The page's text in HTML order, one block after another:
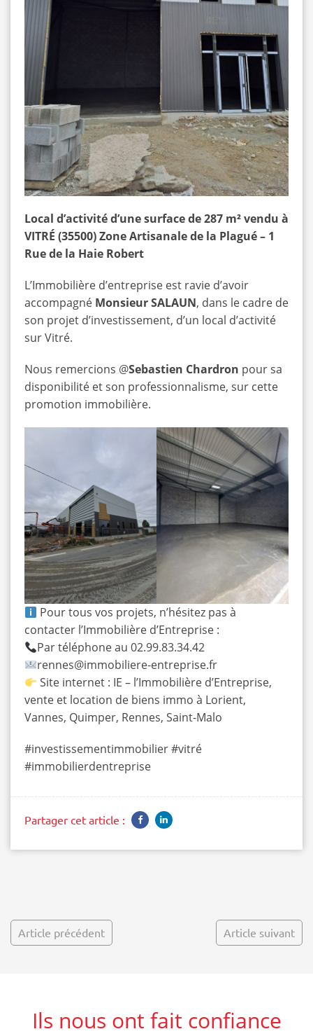
Local d’activité d’une surface de 287 m² vendu à
VITRÉ (35500) Zone Artisanale de la Plagué – 1
Rue de la Haie Robert
L’Immobilière d’entreprise est ravie d’avoir
accompagné Monsieur SALAUN, dans le cadre de
son projet d’investissement, d’un local d’activité
sur Vitré.
Nous remercions @‌Sebastien Chardron pour sa
disponibilité et son professionnalisme, sur cette
promotion immobilière.
Pour tous vos projets, n’hésitez pas à
contacter l’Immobilière d’Entreprise :
Par téléphone au02.99.83.34.42
rennes@immobiliere-entreprise.fr
Site internet : IE – l’Immobilière d’Entreprise,
vente et location de biens immo à Lorient,
Vannes, Quimper, Rennes, Saint-Malo
#investissementimmobilier#vitré
#immobilierdentreprise
Partager cet article :
Article précédent Article suivant
Ils nous ont fait confiance